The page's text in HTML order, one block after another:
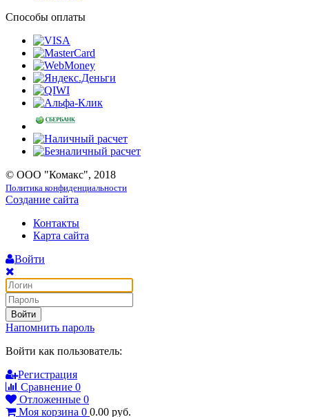
Способы оплаты
© ООО "Комакс", 2018
Политика конфиденциальности
Создание сайта
Контакты
Карта сайта
Войти
Войти
Напомнить пароль
Войти как пользователь:
Регистрация
Сравнение 0
Отложенные 0
Моя корзина 0 0.00 руб.